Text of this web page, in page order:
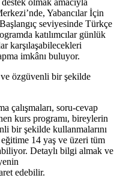
Yabancılar İçin
seviyesinde Türkçe
katılımcılar günlük
karşılaşabilecekleri
imkânı buluyor.
özgüvenli bir şekilde
çalışmaları, soru-cevap
kurs programı, bireylerin
bir şekilde kullanmalarını
14 yaş ve üzeri tüm
Detaylı bilgi almak ve
edebilir.